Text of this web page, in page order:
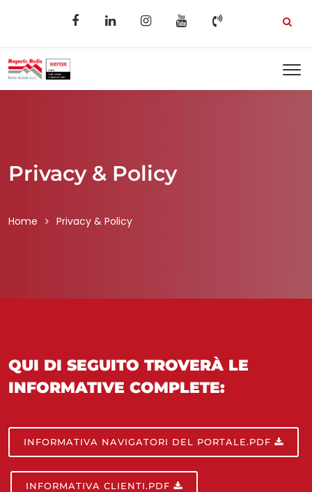
Privacy & Policy
Home Privacy & Policy
QUI DI SEGUITO TROVERÀ LE
INFORMATIVE COMPLETE:
INFORMATIVA NAVIGATORI DEL PORTALE.PDF
INFORMATIVA CLIENTI.PDF